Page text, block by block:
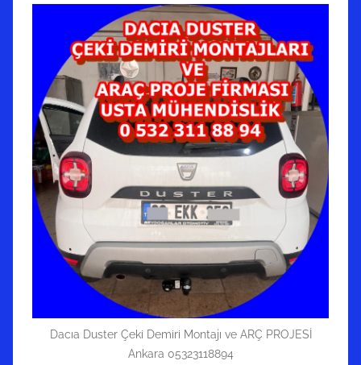
Dacıa Duster Çeki Demiri Montajı ve ARÇ PROJESİ
Ankara 05323118894